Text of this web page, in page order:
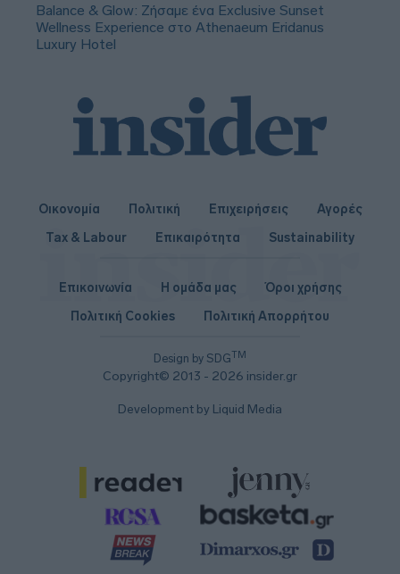
Balance & Glow: Ζήσαμε ένα Exclusive Sunset
Wellness Experience στο Athenaeum Eridanus
Luxury Hotel
Οικονομία Πολιτική Επιχειρήσεις
Αγορές
Tax & Labour
Επικαιρότητα Sustainability
Design by SDGTM
Copyright© 2013 - 2026 insider.gr
Επικοινωνία Η ομάδα μας
Όροι χρήσης
Πολιτική Cookies
Πολιτική Απορρήτου
Development by Liquid Media